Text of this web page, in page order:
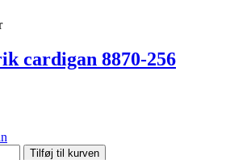
cardigan 8870-256
Tilføj til kurven